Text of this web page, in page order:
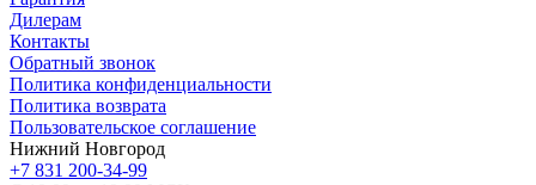
Дилерам
Контакты
Обратный звонок
Политика конфиденциальности
Политика возврата
Пользовательское соглашение
Нижний Новгород
+7 831 200-34-99